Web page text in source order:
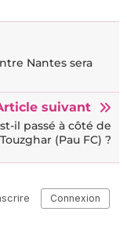
Nantes sera
suivant
il passé à côté de
Touzghar (Pau FC) ?